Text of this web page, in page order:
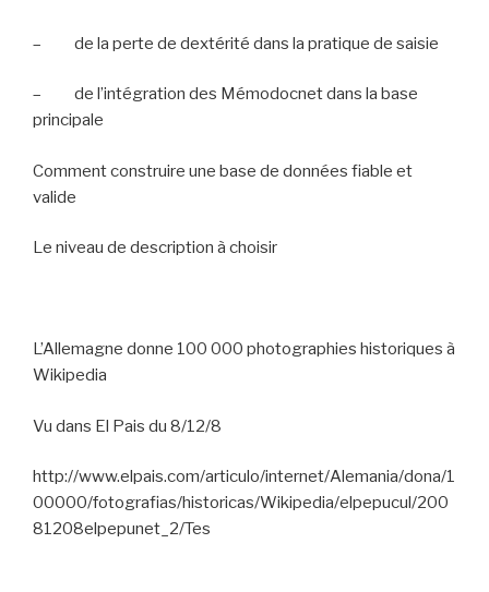
– de la perte de dextérité dans la pratique de saisie
–
de l’intégration des Mémodocnet dans la base
principale
Comment construire une base de données fiable et
valide
Le niveau de description à choisir
L’Allemagne donne 100 000 photographies historiques à
Wikipedia
Vu dans El Pais du 8/12/8
http://www.elpais.com/articulo/internet/Alemania/dona/1
00000/fotografias/historicas/Wikipedia/elpepucul/200
81208elpepunet_2/Tes